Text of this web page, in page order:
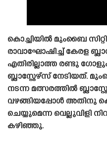
കൊച്ചിയിൽ മുംബൈ
രാവാഘോഷിച്ച് കേരള
എതിരില്ലാത്ത രണ്ടു
ബ്ലാസ്റ്റേഴ്‌സ് നേടിയത്.
നടന്ന മത്സരത്തിൽ
വഴങ്ങിയപ്പോൾ അതിനു
ചെയ്യുമെന്ന വെല്ലുവിളി
കഴിഞ്ഞു.